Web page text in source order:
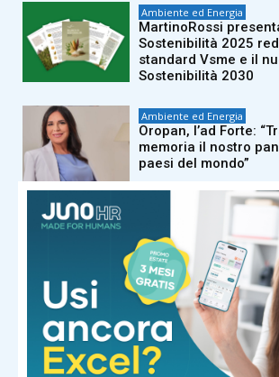
Ambiente ed Energia
MartinoRossi
Sostenibilità 2025
standard Vsme e il
Sostenibilità 2030
Ambiente ed Energia
Oropan, l’ad Forte:
memoria il nostro
paesi del mondo”
Carburanti,
Federchimica: “Con
Ue Gpl e Gnl
Ambiente ed Energia
Federchimica
“Filiera
centri”